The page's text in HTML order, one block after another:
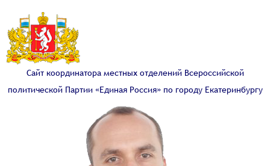
Сайт координатора местных отделений Всероссийской
политической Партии «Единая Россия» по городу Екатеринбургу